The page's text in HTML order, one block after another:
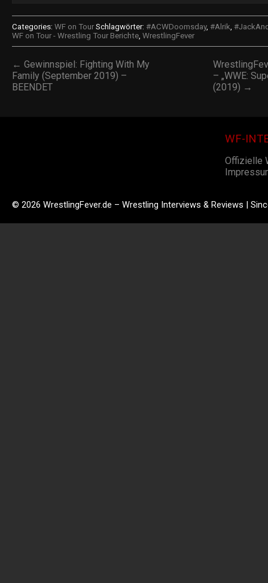
Categories: WF on Tour Schlagwörter: #ACWDoomsday, #Alrik,
WF on Tour - Wrestling Tour Berichte, WrestlingFever
← Gewinnspiel: Fighting With My
Family (September 2019) –
BEENDET
– „WWE:
(2019) →
WF-
Offizielle
© 2026 WrestlingFever.de – Wrestling Interviews & Reviews |